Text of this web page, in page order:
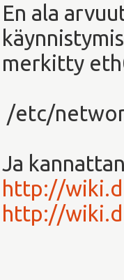
En ala
merkitty
/etc/
Ja
http://
http://